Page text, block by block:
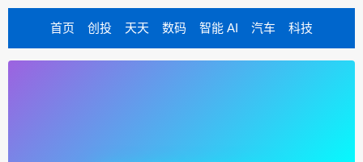
首页 创投 天天 数码 智能 AI 汽车 科技